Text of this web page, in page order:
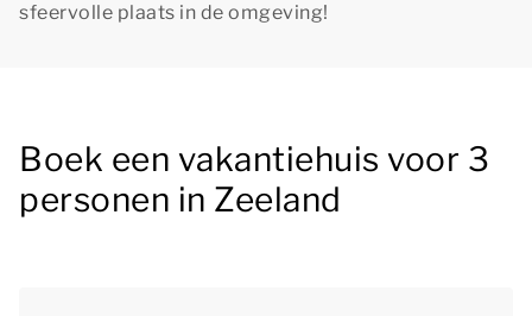
sfeervolle plaats in de omgeving!
Boek een vakantiehuis voor 3
personen in Zeeland